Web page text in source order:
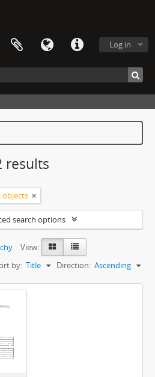
Log in
results
objects
search options
View:
by: Title Direction: Ascending